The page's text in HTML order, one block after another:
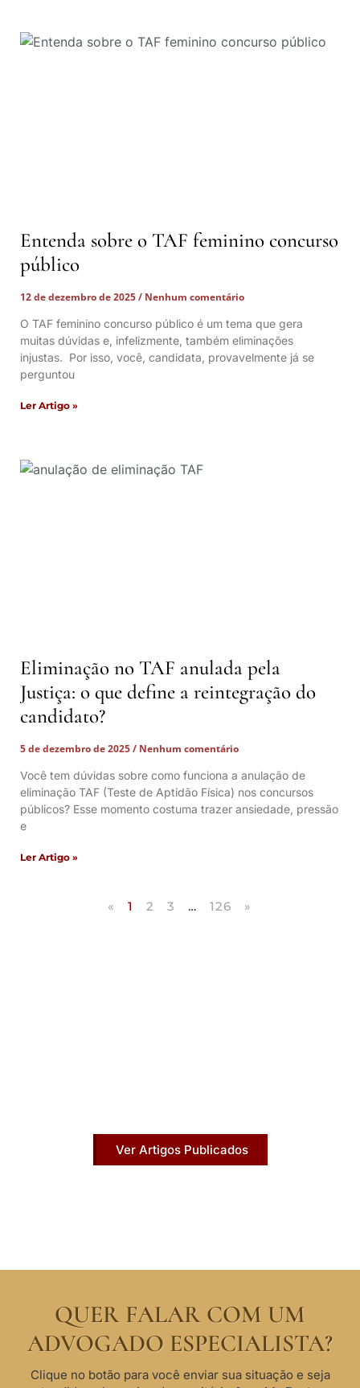
Entenda sobre o TAF feminino concurso
público
12 de dezembro de 2025
Nenhum comentário
O TAF feminino concurso público é um tema que gera
muitas dúvidas e, infelizmente, também eliminações
injustas. Por isso, você, candidata, provavelmente já se
perguntou
Ler Artigo »
Eliminação no TAF anulada pela
Justiça: o que define a reintegração do
candidato?
5 de dezembro de 2025
Nenhum comentário
Você tem dúvidas sobre como funciona a anulação de
eliminação TAF (Teste de Aptidão Física) nos concursos
públicos? Esse momento costuma trazer ansiedade, pressão
e
Ler Artigo »
« 1 2 3 … 126 »
Ver Artigos Publicados
QUER FALAR COM UM
ADVOGADO ESPECIALISTA?
Clique no botão para você enviar sua situação e seja